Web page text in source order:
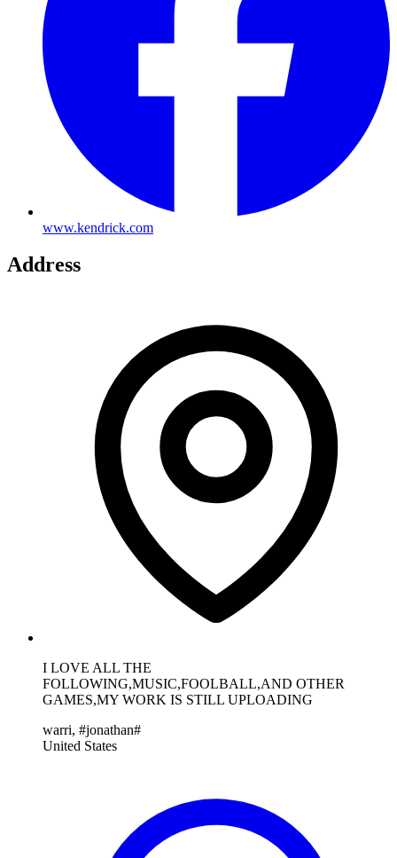
www.kendrick.com
Address
I LOVE ALL THE
FOLLOWING,MUSIC,FOOLBALL,AND OTHER
GAMES,MY WORK IS STILL UPLOADING
warri, #jonathan#
United States